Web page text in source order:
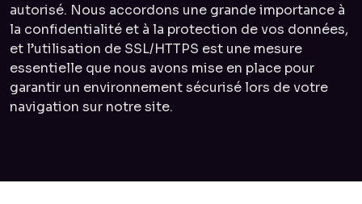
autorisé. Nous accordons une grande importance à
la confidentialité et à la protection de vos données,
et l’utilisation de SSL/HTTPS est une mesure
essentielle que nous avons mise en place pour
garantir un environnement sécurisé lors de votre
navigation sur notre site.